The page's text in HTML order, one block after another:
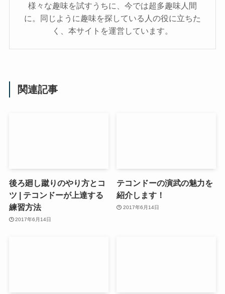
様々な趣味を試すうちに、今では超多趣味人間
に。同じように趣味を探している人の役に立ちた
く、本サイトを運営しています。
関連記事
後ろ廻し蹴りのやり方とコ
ツ | テコンドーが上達する
練習方法
2017年6月14日
テコンドーの演武の魅力を
紹介します！
2017年6月14日